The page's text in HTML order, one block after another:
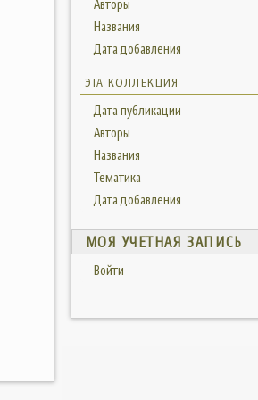
Авторы
Названия
Дата добавления
ЭТА КОЛЛЕКЦИЯ
Дата публикации
Авторы
Названия
Тематика
Дата добавления
МОЯ УЧЕТНАЯ ЗАПИСЬ
Войти